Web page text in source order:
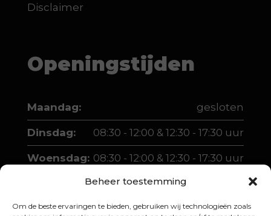
Beheer toestemming
Om de beste ervaringen te bieden, gebruiken wij technologieën zoals
Disclaimer
Openingstijden
Maandag: gesloten
Dinsdag: 08:30 - 12:00 & 12:30 - 17:30 uur
Woensdag: 08:30 - 12:00 & 12:30 - 17:30 uur
Donderdag:08:30 - 12:00 & 12:30 - 17:30 uur
Vrijdag: 08:30 - 12:00 & 12:30 - 17:30 uur